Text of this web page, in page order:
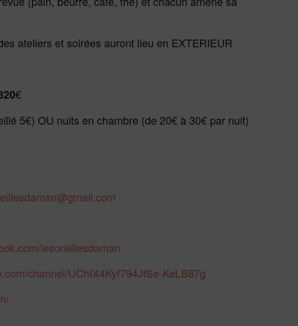
ateliers et soirées auront lieu en EXTERIEUR
€
5€) OU nuits en chambre (de 20€ à 30€ par nuit)
lesoreillesdaman
channel/UChIX4Kyf794JfSe-KeLB87g